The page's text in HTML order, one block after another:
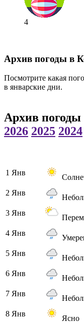
4
Архив погоды в
Посмотрите какая
в январские дни.
Архив погоды
2026 2025 2024
1 Янв
2 Янв
3 Янв
4 Янв
5 Янв
6 Янв
7 Янв
8 Янв
Ясно